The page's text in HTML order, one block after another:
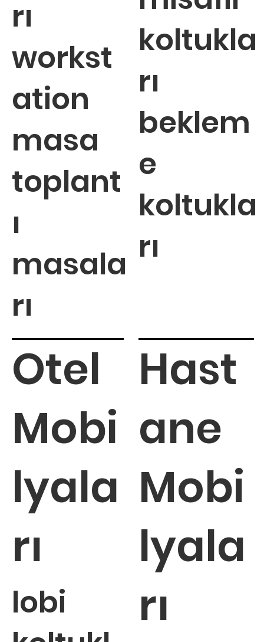
rı
workst
ation
masa
toplant
ı
masala
rı
koltukla
rı
beklem
e
koltukla
rı
Otel
Mobi
lyala
rı
lobi
Hast
ane
Mobi
lyala
rı